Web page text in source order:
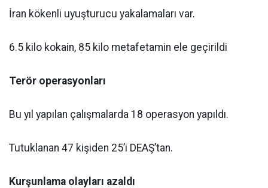
İran kökenli uyuşturucu yakalamaları var.
6.5 kilo kokain, 85 kilo metafetamin ele geçirildi
Terör operasyonları
Bu yıl yapılan çalışmalarda 18 operasyon yapıldı.
Tutuklanan 47 kişiden 25’i DEAŞ’tan.
Kurşunlama olayları azaldı